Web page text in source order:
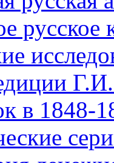
русское
в 1848-